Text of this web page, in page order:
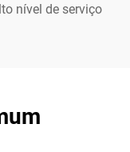
nível de serviço